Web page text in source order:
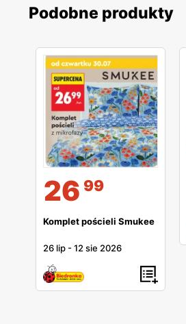
Podobne produkty
26 99
Komplet pościeli Smukee
26 lip -12 sie 2026